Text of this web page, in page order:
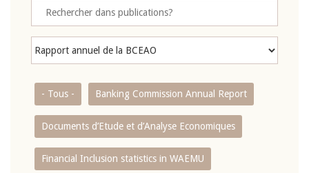
- Tous - Banking Commission Annual Report
Documents d’Etude et d’Analyse Economiques
Financial Inclusion statistics in WAEMU